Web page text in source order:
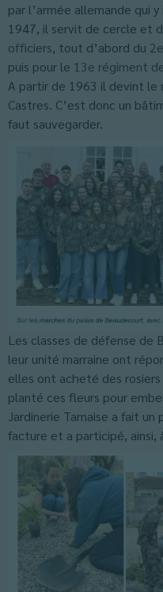
par l’armée allemande qui
1947, il servit de cercle et
officiers, tout d’abord du 2e
puis pour le 13e régiment
A partir de 1963 il devint le
Castres. C’est donc un
faut sauvegarder.
Les classes de défense de
leur unité marraine ont
elles ont acheté des
planté ces fleurs pour
Jardinerie Tarnaise a fait
facture et a participé,